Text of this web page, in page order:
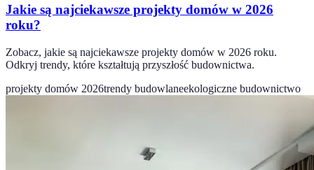
Jakie są najciekawsze projekty domów w 2026
roku?
Zobacz, jakie są najciekawsze projekty domów w 2026 roku.
Odkryj trendy, które kształtują przyszłość budownictwa.
projekty domów 2026trendy budowlaneekologiczne budownictwo